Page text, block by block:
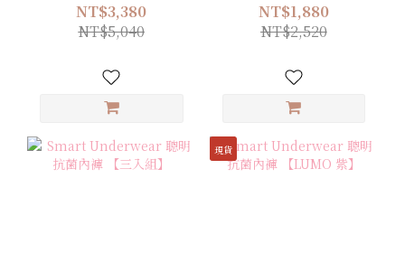
NT$3,380
NT$5,040
NT$1,880
NT$2,520
現貨